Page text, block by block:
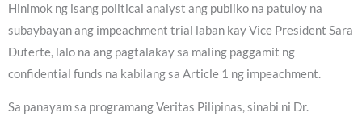
Hinimok ng isang political analyst ang publiko na patuloy na
subaybayan ang impeachment trial laban kay Vice President Sara
Duterte, lalo na ang pagtalakay sa maling paggamit ng
confidential funds na kabilang sa Article 1 ng impeachment.
Sa panayam sa programang Veritas Pilipinas, sinabi ni Dr.